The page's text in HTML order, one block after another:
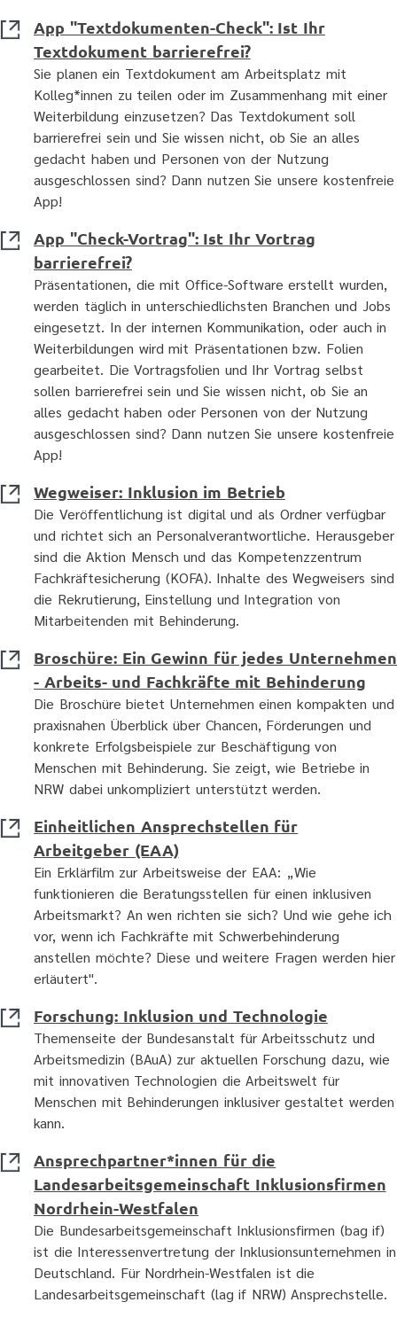
App "Textdokumenten-Check": Ist Ihr
Textdokument barrierefrei?
Sie planen ein Textdokument am Arbeitsplatz mit
Kolleg*innen zu teilen oder im Zusammenhang mit einer
Weiterbildung einzusetzen? Das Textdokument soll
barrierefrei sein und Sie wissen nicht, ob Sie an alles
gedacht haben und Personen von der Nutzung
ausgeschlossen sind? Dann nutzen Sie unsere kostenfreie
App!
App "Check-Vortrag": Ist Ihr Vortrag
barrierefrei?
Präsentationen, die mit Office-Software erstellt wurden,
werden täglich in unterschiedlichsten Branchen und Jobs
eingesetzt. In der internen Kommunikation, oder auch in
Weiterbildungen wird mit Präsentationen bzw. Folien
gearbeitet. Die Vortragsfolien und Ihr Vortrag selbst
sollen barrierefrei sein und Sie wissen nicht, ob Sie an
alles gedacht haben oder Personen von der Nutzung
ausgeschlossen sind? Dann nutzen Sie unsere kostenfreie
App!
Wegweiser: Inklusion im Betrieb
Die Veröffentlichung ist digital und als Ordner verfügbar
und richtet sich an Personalverantwortliche. Herausgeber
sind die Aktion Mensch und das Kompetenzzentrum
Fachkräftesicherung (KOFA). Inhalte des Wegweisers sind
die Rekrutierung, Einstellung und Integration von
Mitarbeitenden mit Behinderung.
Broschüre: Ein Gewinn für jedes Unternehmen
- Arbeits- und Fachkräfte mit Behinderung
Die Broschüre bietet Unternehmen einen kompakten und
praxisnahen Überblick über Chancen, Förderungen und
konkrete Erfolgsbeispiele zur Beschäftigung von
Menschen mit Behinderung. Sie zeigt, wie Betriebe in
NRW dabei unkompliziert unterstützt werden.
Einheitlichen Ansprechstellen für
Arbeitgeber (EAA)
Ein Erklärfilm zur Arbeitsweise der EAA: „Wie
funktionieren die Beratungsstellen für einen inklusiven
Arbeitsmarkt? An wen richten sie sich? Und wie gehe ich
vor, wenn ich Fachkräfte mit Schwerbehinderung
anstellen möchte? Diese und weitere Fragen werden hier
erläutert".
Forschung: Inklusion und Technologie
Themenseite der Bundesanstalt für Arbeitsschutz und
Arbeitsmedizin (BAuA) zur aktuellen Forschung dazu, wie
mit innovativen Technologien die Arbeitswelt für
Menschen mit Behinderungen inklusiver gestaltet werden
kann.
Ansprechpartner*innen für die
Landesarbeitsgemeinschaft Inklusionsfirmen
Nordrhein-Westfalen
Die Bundesarbeitsgemeinschaft Inklusionsfirmen (bag if)
ist die Interessenvertretung der Inklusionsunternehmen in
Deutschland. Für Nordrhein-Westfalen ist die
Landesarbeitsgemeinschaft (lag if NRW) Ansprechstelle.